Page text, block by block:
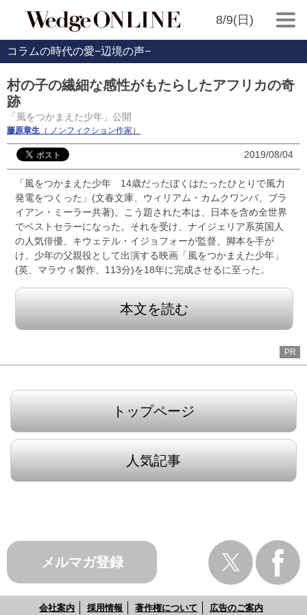
8/9(日)
コラムの時代の愛−辺境の声−
村の子の繊細な感性がもたらしたアフリカの奇
跡
「風をつかまえた少年」公開
藤原章生 （ ノンフィクション作家）
2019/08/04
「風をつかまえた少年 14歳だったぼくはたったひとりで風力
発電をつくった」(文春文庫、ウィリアム・カムクワンバ、ブラ
イアン・ミーラー共著)。こう題された本は、日本を含め全世界
でベストセラーになった。それを受け、ナイジェリア系英国人
の人気俳優、キウェテル・イジョフォーが監督、脚本を手が
け、少年の父親役として出演する映画「風をつかまえた少年」
(英、マラウィ製作、113分)を18年に完成させるに至った。
本文を読む
PR
トップページ
人気記事
メルマガ登録
会社案内 採用情報 著作権について 広告のご案内